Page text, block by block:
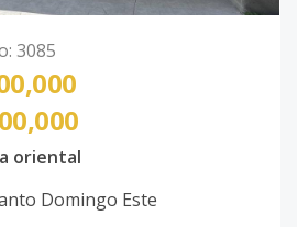
: 3085
oriental
Domingo Este